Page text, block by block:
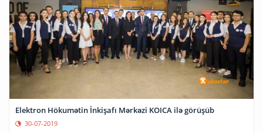
Elektron Hökumətin İnkişafı Mərkəzi KOICA ilə görüşüb
30-07-2019